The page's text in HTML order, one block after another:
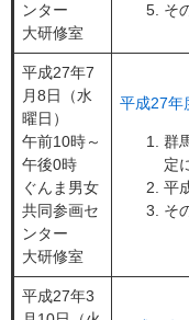
ンター
大研修室
そ
平成27年7
月8日（水
曜日）
午前10時～
午後0時
ぐんま男女
共同参画セ
ンター
大研修室
平成27年
群
定
平
そ
平成27年3